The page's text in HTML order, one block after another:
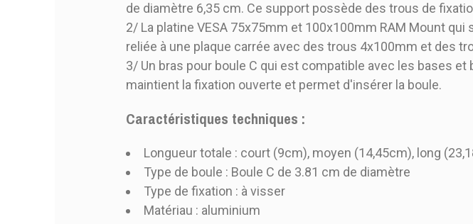
de diamètre 6,35 cm. Ce support possède des trous de
2/ La platine VESA 75x75mm et 100x100mm RAM Mount
reliée à une plaque carrée avec des trous 4x100mm et des
3/ Un bras pour boule C qui est compatible avec les bases
maintient la fixation ouverte et permet d'insérer la boule.
Caractéristiques techniques :
Longueur totale : court (9cm), moyen (14,45cm), long
Type de boule : Boule C de 3.81 cm de diamètre
Type de fixation : à visser
Matériau : aluminium